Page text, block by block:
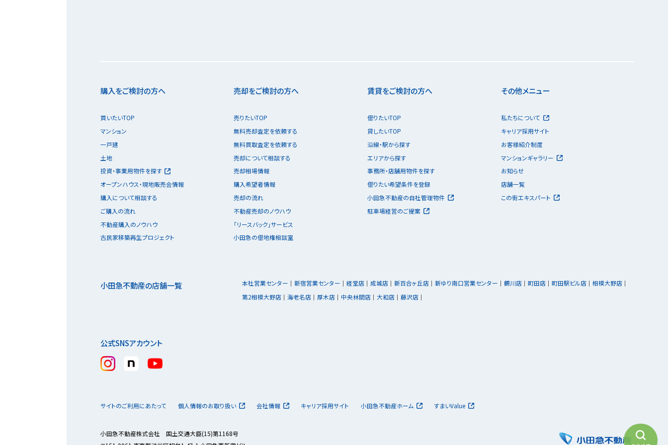
購入をご検討の方へ
買いたいTOP
マンション
一戸建
土地
投資・事業用物件を探す
オープンハウス・現地販売会情報
購入について相談する
ご購入の流れ
不動産購入のノウハウ
古民家移築再生プロジェクト
売却をご検討の方へ
売りたいTOP
無料売却査定を依頼する
無料買取査定を依頼する
売却について相談する
売却相場情報
購入希望者情報
売却の流れ
不動産売却のノウハウ
「リースバック」サービス
小田急の借地権相談室
賃貸をご検討の方へ
借りたいTOP
貸したいTOP
沿線・駅から探す
エリアから探す
事務所・店舗用物件を探す
借りたい希望条件を登録
小田急不動産の自社管理物件
駐車場経営のご提案
その他メニュー
私たちについて
キャリア採用サイト
お客様紹介制度
マンションギャラリー
お知らせ
店舗一覧
この街エキスパート
小田急不動産の店舗一覧 本社営業センター 新宿営業センター 経堂店 成城店 新百合ヶ丘店 新ゆり南口営業センター 鶴川店 町田店 町田駅ビル店
相模大野店
第2相模大野店
海老名店 厚木店 中央林間店 大和店 藤沢店
公式SNSアカウント
サイトのご利用にあたって 個人情報のお取り扱い 会社情報 キャリア採用サイト 小田急不動産ホーム すまいValue
小田急不動産株式会社 国土交通大臣(15)第1168号